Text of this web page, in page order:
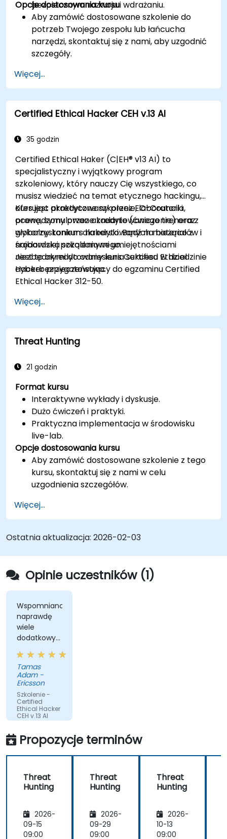
bezpiecznym rozwoju i wdrażaniu.
Opcje dostosowania kursu
Aby zamówić dostosowane szkolenie do
potrzeb Twojego zespołu lub łańcucha
narzędzi, skontaktuj się z nami, aby uzgodnić
szczegóły.
Więcej...
Certified Ethical Hacker CEH v.13 AI
35 godzin
Certified Ethical Haker (C|EH® v13 AI) to
specjalistyczny i wyjątkowy program
szkoleniowy, który nauczy Cię wszystkiego, co
musisz wiedzieć na temat etycznego hackingu,
oferując praktyczne szkolenie, laboratoria,
ocenę, symulowane zadanie (ćwiczenie) oraz
globalny konkurs hakerski. Bądź na bieżąco z
najbardziej pożądanymi umiejętnościami
niezbędnymi do odniesienia sukcesu w dziedzinie
cyberbezpieczeństwa.
Kurs jest akredytowany przez EC-Council i
prowadzony przez akredytowanego trenera z
wykorzystaniem akredytowanych materiałów i
środowiska szkoleniowego.
Jest to akredytowany kurs Certified Ethical
Hacker przygotowujący do egzaminu Certified
Ethical Hacker 312-50.
Więcej...
Threat Hunting
21 godzin
Format kursu
Interaktywne wykłady i dyskusje.
Dużo ćwiczeń i praktyki.
Praktyczna implementacja w środowisku
live-lab.
Opcje dostosowania kursu
Aby zamówić dostosowane szkolenie z tego
kursu, skontaktuj się z nami w celu
uzgodnienia szczegółów.
Więcej...
Ostatnia aktualizacja: 2026-02-03
Opinie uczestników (1)
Wspomniano
naprawdę
wiele
dodatkowych
narzędzi i
przykłady z
życia
rzeczywistego
z
doświadczenia
Manego.
Tamas
Adam -
Ericsson
Szkolenie -
Certified
Ethical Hacker
CEH v.13 AI
przez sztuczną
Propozycje terminów
Threat
Hunting
2026-
09-15
09:00
Threat
Hunting
2026-
09-29
09:00
Threat
Hunting
2026-
10-13
09:00